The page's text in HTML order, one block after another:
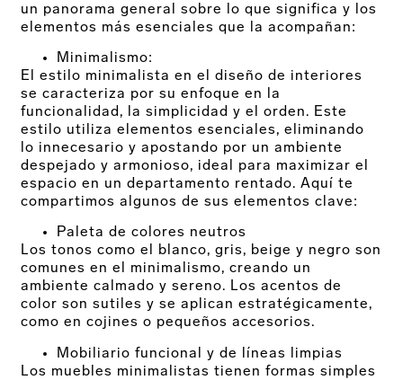
un panorama general sobre lo que significa y los
elementos más esenciales que la acompañan:
Minimalismo:
El estilo minimalista en el diseño de interiores
se caracteriza por su enfoque en la
funcionalidad, la simplicidad y el orden. Este
estilo utiliza elementos esenciales, eliminando
lo innecesario y apostando por un ambiente
despejado y armonioso, ideal para maximizar el
espacio en un departamento rentado. Aquí te
compartimos algunos de sus elementos clave:
Paleta de colores neutros
Los tonos como el blanco, gris, beige y negro son
comunes en el minimalismo, creando un
ambiente calmado y sereno. Los acentos de
color son sutiles y se aplican estratégicamente,
como en cojines o pequeños accesorios.
Mobiliario funcional y de líneas limpias
Los muebles minimalistas tienen formas simples